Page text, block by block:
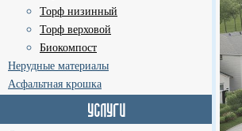
Торф низинный
Торф верховой
Биокомпост
Нерудные материалы
Асфальтная крошка